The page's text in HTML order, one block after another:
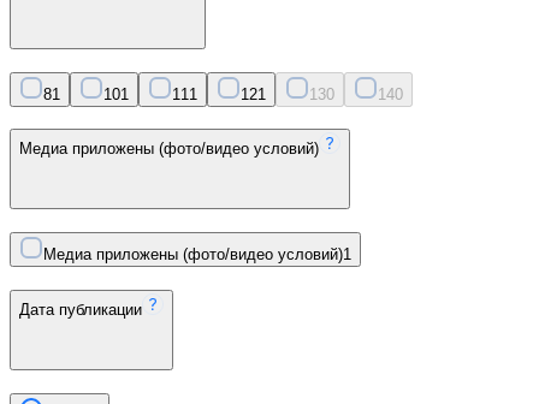
81 101 11 1 121 130 140
Медиа приложены (фото/видео условий)
Медиа приложены (фото/видео условий)1
Дата публикации